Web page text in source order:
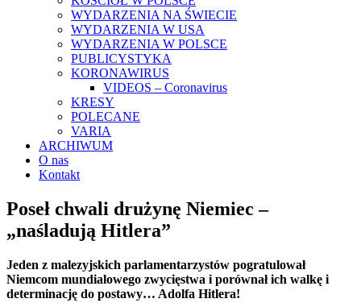
WYDARZENIA NA ŚWIECIE
WYDARZENIA W USA
WYDARZENIA W POLSCE
PUBLICYSTYKA
KORONAWIRUS
VIDEOS – Coronavirus
KRESY
POLECANE
VARIA
ARCHIWUM
O nas
Kontakt
Poseł chwali drużynę Niemiec –
„naśladują Hitlera”
Jeden z malezyjskich parlamentarzystów pogratulował
Niemcom mundialowego zwycięstwa i porównał ich walkę i
determinację do postawy… Adolfa Hitlera!